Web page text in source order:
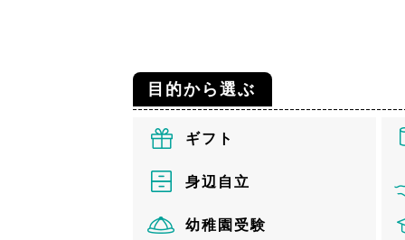
目的から選ぶ
ギフト
身辺自立
幼稚園受験